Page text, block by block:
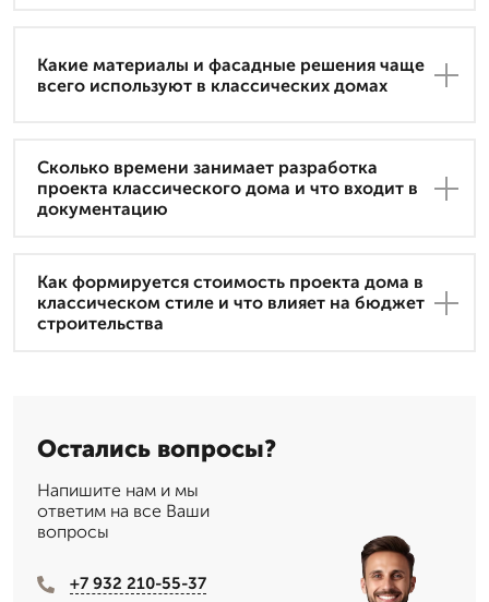
Какие материалы и фасадные решения чаще
всего используют в классических домах
Сколько времени занимает разработка
проекта классического дома и что входит в
документацию
Как формируется стоимость проекта дома в
классическом стиле и что влияет на бюджет
строительства
Остались вопросы?
Напишите нам и мы
ответим на все Ваши
вопросы
+7 932 210-55-37